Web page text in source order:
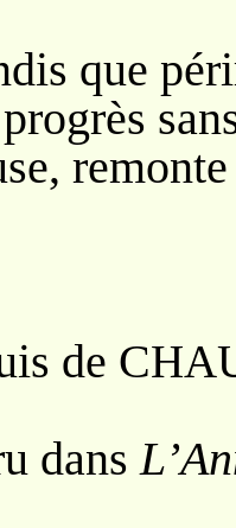
que
de C
dans